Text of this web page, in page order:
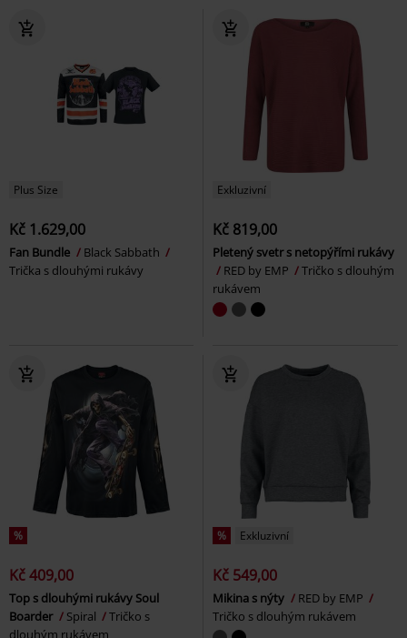
Plus Size
Kč 1.629,00
Fan Bundle
Black Sabbath
Trička s dlouhými rukávy
Exkluzivní
Kč 819,00
Pletený svetr s netopýřími rukávy
RED by EMP
Tričko s dlouhým
rukávem
%
Kč 409,00
Top s dlouhými rukávy Soul
Boarder
Spiral
Tričko s
dlouhým rukávem
% Exkluzivní
Kč 549,00
Mikina s nýty
RED by EMP
Tričko s dlouhým rukávem